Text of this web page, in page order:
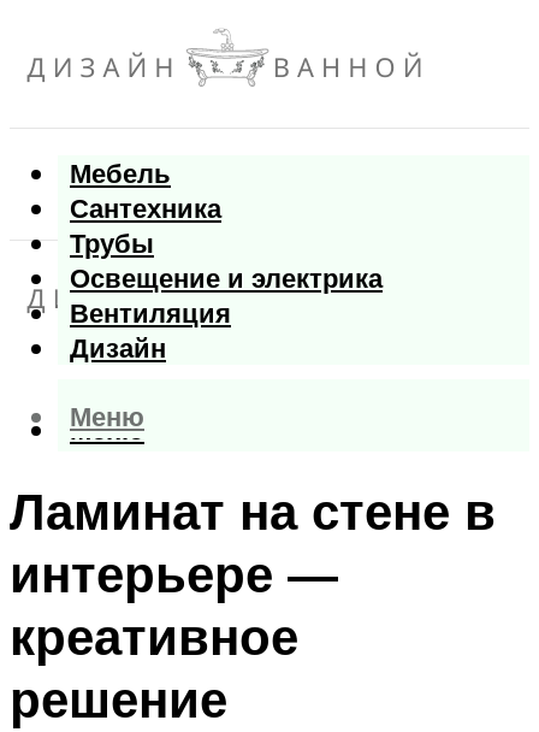
Мебель
Сантехника
Трубы
Освещение и электрика
Вентиляция
Дизайн
Меню
Меню
Ламинат на стене в
интерьере —
креативное
решение